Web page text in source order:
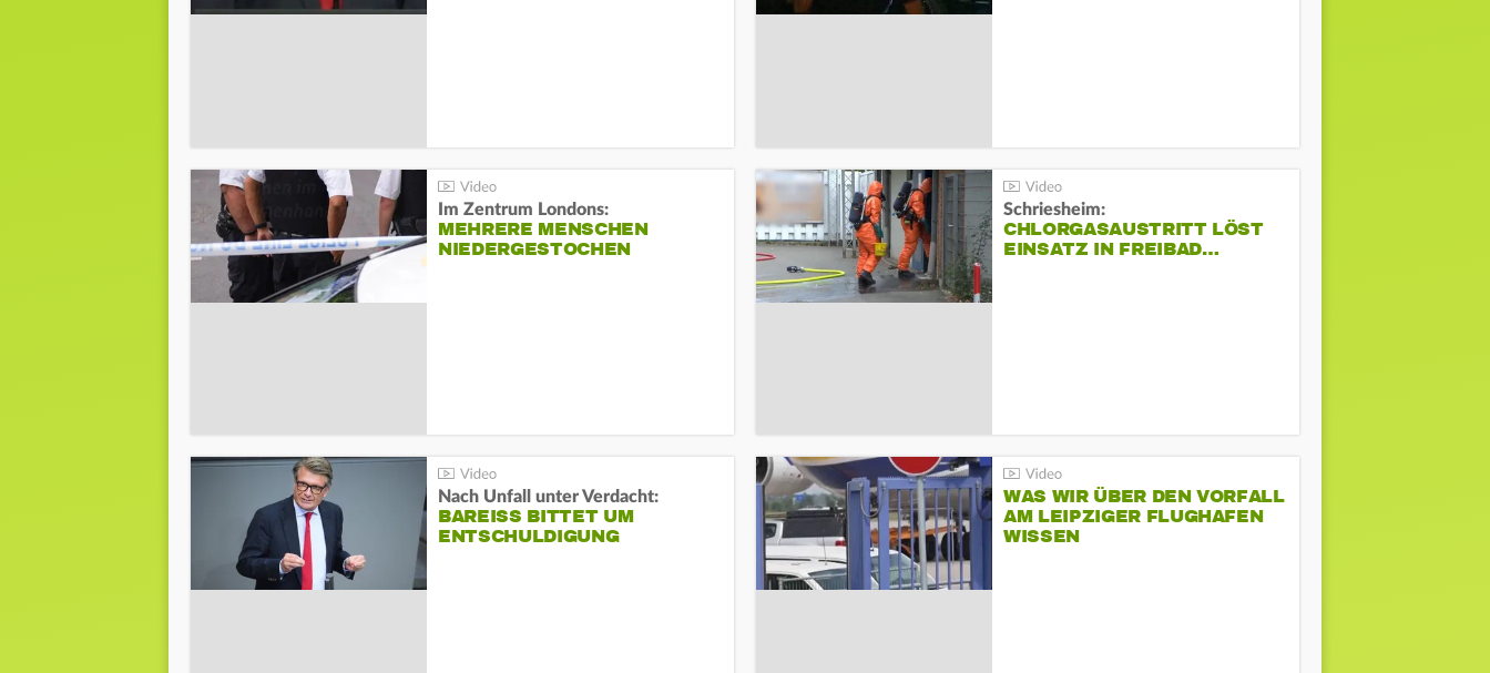
Im Zentrum Londons:
MEHRERE MENSCHEN
NIEDERGESTOCHEN
Schriesheim:
CHLORGASAUSTRITT LÖST
EINSATZ IN FREIBAD…
Nach Unfall unter Verdacht:
BAREISS BITTET UM E
NTSCHULDIGUNG
WAS WIR ÜBER DEN VORFALL
AM LEIPZIGER FLUGHAFEN
WISSEN